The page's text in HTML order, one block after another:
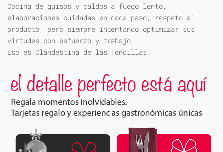
Cocina de guisos y caldos a fuego lento,
elaboraciones cuidadas en cada paso, respeto al
producto, pero siempre intentando optimizar sus
virtudes con esfuerzo y trabajo.
Eso es Clandestina de las Tendillas.